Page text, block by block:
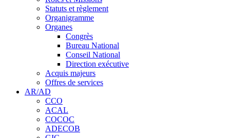
Statuts et règlement
Organigramme
Organes
Congrès
Bureau National
Conseil National
Direction exécutive
Acquis majeurs
Offres de services
AR/AD
CCO
ACAL
COCOC
ADECOB